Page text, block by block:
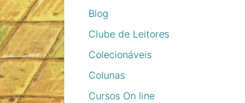
Blog
Clube de Leitores
Colecionáveis
Colunas
Cursos On line